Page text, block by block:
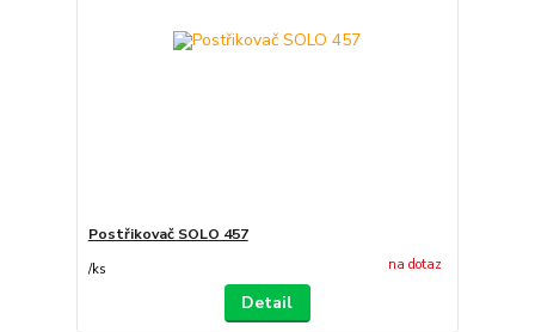
Postřikovač SOLO 457
/ks na dotaz
Detail